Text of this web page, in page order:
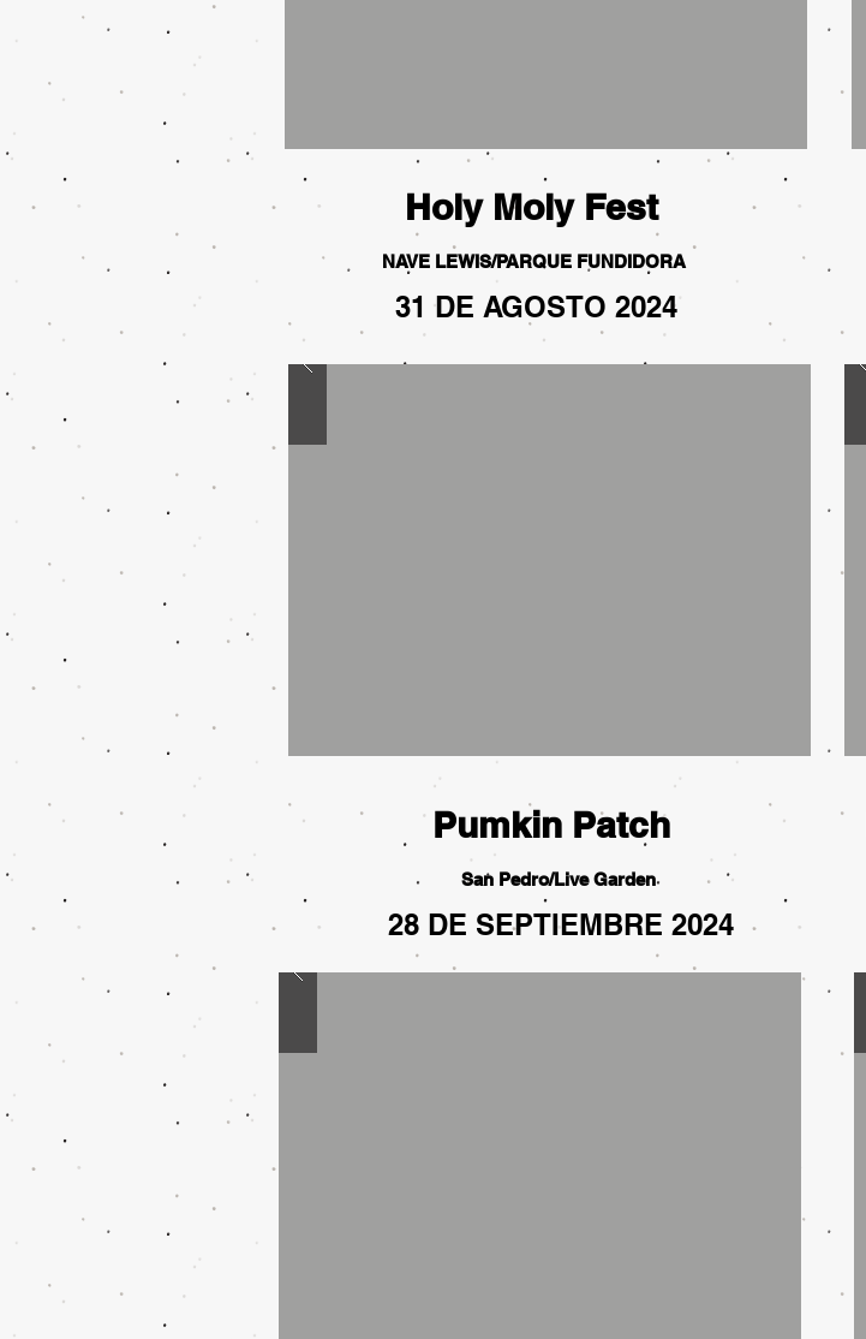
Holy Moly Fest
NAVE LEWIS/PARQUE FUNDIDORA
31 DE AGOSTO 2024
Pumkin Patch
San Pedro/Live Garden
28 DE SEPTIEMBRE 2024